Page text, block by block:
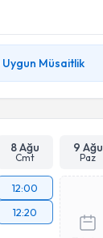
Uygun Müsaitlik
8 Ağu
Cmt
9 Ağu
Paz
12:00
12:20